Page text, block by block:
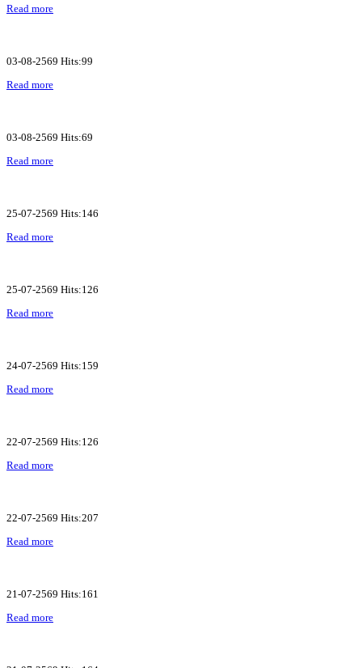
Read more
03-08-2569 Hits:99
Read more
03-08-2569 Hits:69
Read more
25-07-2569 Hits:146
Read more
25-07-2569 Hits:126
Read more
24-07-2569 Hits:159
Read more
22-07-2569 Hits:126
Read more
22-07-2569 Hits:207
Read more
21-07-2569 Hits:161
Read more